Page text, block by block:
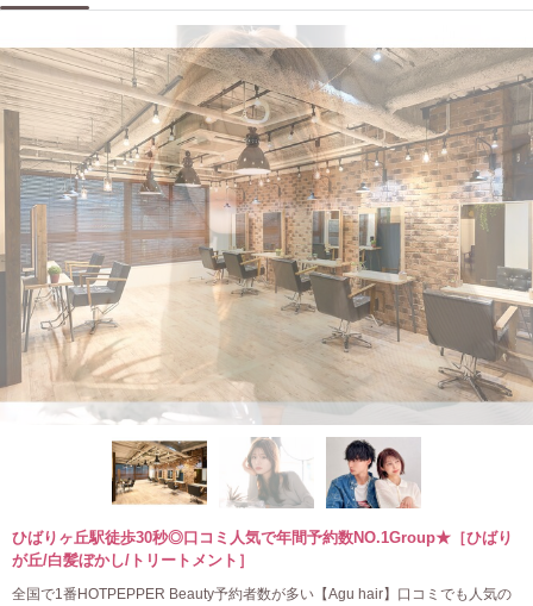
ひばりヶ丘駅徒歩30秒◎口コミ人気で年間予約数NO.1Group★［ひばり
が丘/白髪ぼかし/トリートメント］
全国で1番HOTPEPPER Beauty予約者数が多い【Agu hair】口コミでも人気の